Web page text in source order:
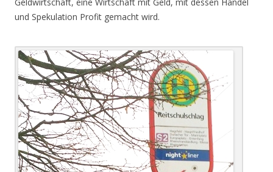
und Spekulation Profit gemacht wird.